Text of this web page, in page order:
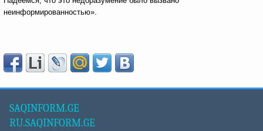
неинформированностью».
SAQINFORM.GE
RU.SAQINFORM.GE